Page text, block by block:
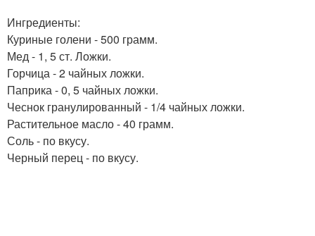
Ингредиенты:
Куриные голени - 500 грамм.
Мед - 1, 5 ст. Ложки.
Горчица - 2 чайных ложки.
Паприка - 0, 5 чайных ложки.
Чеснок гранулированный - 1/4 чайных ложки.
Растительное масло - 40 грамм.
Соль - по вкусу.
Черный перец - по вкусу.